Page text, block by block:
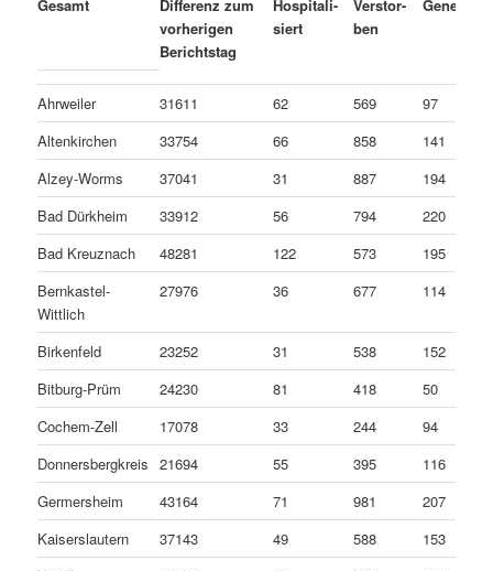
Gesamt
Differenz zum
vorherigen
Berichtstag
Hospitali-
siert
Verstor-
ben
Genesen
Ahrweiler 31611 62 569
97
Altenkirchen
33754 66 858
141
Alzey-Worms
37041 31 887
194
Bad Dürkheim
33912 56 794
220
Bad Kreuznach
48281 122 573
195
Bernkastel-
Wittlich
27976 36 677 114
Birkenfeld 23252 31 538
152
Bitburg-Prüm
24230 81 418
50
Cochem-Zell
17078 33 244
94
Donnersbergkreis 21694 55 395
116
Germersheim
43164 71 981
207
Kaiserslautern
37143 49 588
153